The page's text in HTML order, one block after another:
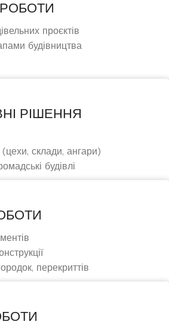
РОБОТИ
проєктів
будівництва
РІШЕННЯ
склади, ангари)
будівлі
перекриттів